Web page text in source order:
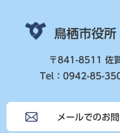
鳥栖市役所
〒841-8511 佐
Tel：0942-85-
メールでのお